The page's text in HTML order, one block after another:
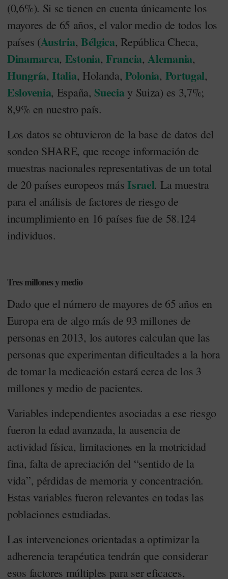
(0,6%). Si se tienen en cuenta únicamente los
mayores de 65 años, el valor medio de todos los
países (Austria, Bélgica, República Checa,
Dinamarca, Estonia,Francia,Alemania,
Hungría,Italia, Holanda,Polonia, Portugal,
Eslovenia, España, Sueciay Suiza) es 3,7%;
8,9% en nuestro país.
Los datos se obtuvieron de la base de datos del
sondeo SHARE, que recoge información de
muestras nacionales representativas de un total
de 20 países europeos másIsrael. La muestra
para el análisis de factores de riesgo de
incumplimiento en 16 países fue de 58.124
individuos.
Tres millones y medio
Dado que el número de mayores de 65 años en
Europa era de algo más de 93 millones de
personas en 2013, los autores calculan que las
personas que experimentan dificultades a la hora
de tomar la medicación estará cerca de los 3
millones y medio de pacientes.
Variables independientes asociadas a ese riesgo
fueron la edad avanzada, la ausencia de
actividad física, limitaciones en la motricidad
fina, falta de apreciación del “sentido de la
vida”, pérdidas de memoria y concentración.
Estas variables fueron relevantes en todas las
poblaciones estudiadas.
Las intervenciones orientadas a optimizar la
adherencia terapéutica tendrán que considerar
esos factores múltiples para ser eficaces,